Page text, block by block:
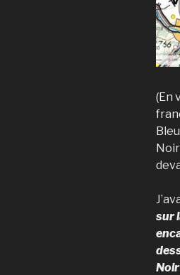
(En
sur